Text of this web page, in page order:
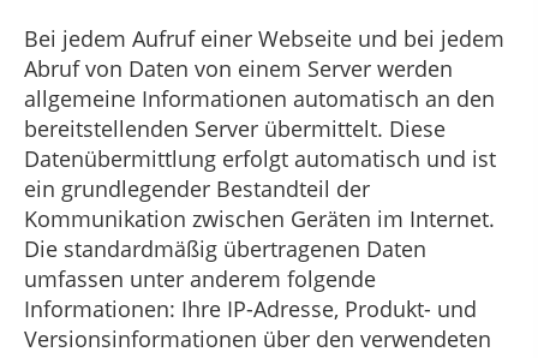
Bei jedem Aufruf einer Webseite und bei jedem
Abruf von Daten von einem Server werden
allgemeine Informationen automatisch an den
bereitstellenden Server übermittelt. Diese
Datenübermittlung erfolgt automatisch und ist
ein grundlegender Bestandteil der
Kommunikation zwischen Geräten im Internet.
Die standardmäßig übertragenen Daten
umfassen unter anderem folgende
Informationen: Ihre IP-Adresse, Produkt- und
Versionsinformationen über den verwendeten